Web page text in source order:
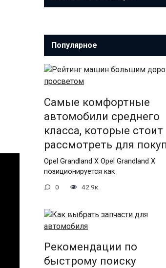
Популярное
Самые комфортные
автомобили среднего
класса, которые стоит
рассмотреть для
Opel Grandland X Opel Grandland X
позиционируется как
0 42.9к.
Рекомендации по
быстрому поиску